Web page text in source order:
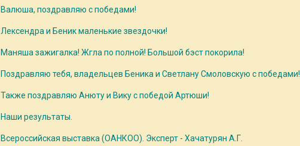
Валюша, поздравляю с победами!
Лексендра и Беник маленькие звездочки!
Маняша зажигалка! Жгла по полной! Большой бэст покорила!
Поздравляю тебя, владельцев Беника и Светлану Смоловскую с победами!
Также поздравляю Анюту и Вику с победой Артюши!
Наши результаты.
Всероссийская выставка (ОАНКОО). Эксперт - Хачатурян А.Г.